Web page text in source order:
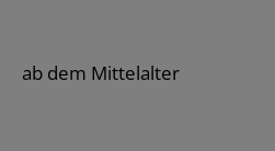
ab dem Mittelalter